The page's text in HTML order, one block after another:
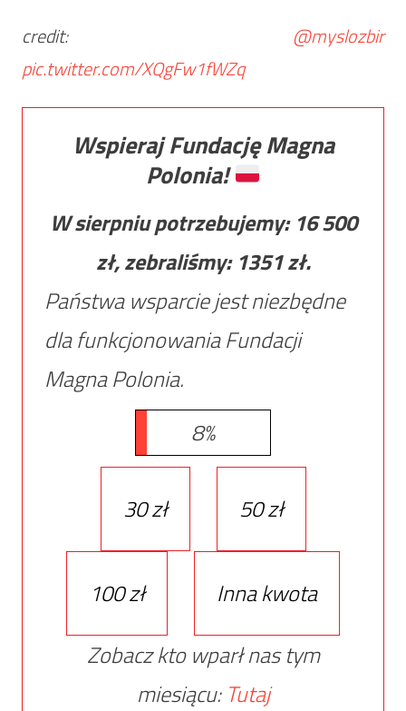
credit: @myslozbir
pic.twitter.com/XQgFw1fWZq
Wspieraj Fundację Magna
Polonia!
W sierpniu potrzebujemy: 16 500
zł, zebraliśmy: 1351zł.
Państwa wsparcie jest niezbędne
dla funkcjonowania Fundacji
Magna Polonia.
8%
30 zł 50 zł
100 zł
Inna kwota
Zobacz kto wparł nas tym
miesiącu: Tutaj